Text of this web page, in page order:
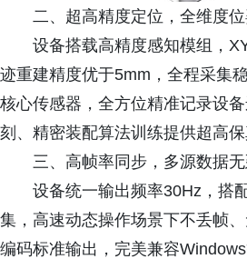
二、超高精度定位，全维度
设备搭载高精度感知模组，
迹重建精度优于5mm，全程采集
核心传感器，全方位精准记录设
刻、精密装配算法训练提供超高保
三、高帧率同步，多源数据
设备统一输出频率30Hz，搭
集，高速动态操作场景下不丢帧
编码标准输出，完美兼容